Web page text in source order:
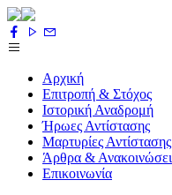
Αρχική
Επιτροπή & Στόχος
Ιστορική Αναδρομή
Ήρωες Αντίστασης
Μαρτυρίες Αντίστασης
Άρθρα &
Επικοινωνία